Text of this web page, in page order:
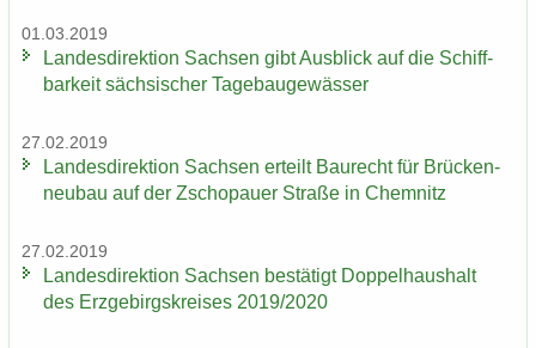
01.03.2019
Lan­des­di­rek­ti­on Sach­sen gibt Aus­blick auf die Schiff­
bar­keit säch­si­scher Ta­ge­bau­ge­wäs­ser
27.02.2019
Lan­des­di­rek­ti­on Sach­sen er­teilt Bau­recht für Brü­cken­
neu­bau auf der Zscho­pau­er Stra­ße in Chem­nitz
27.02.2019
Lan­des­di­rek­ti­on Sach­sen be­stä­tigt Dop­pel­haus­halt
des Erz­ge­birgs­krei­ses 2019/2020